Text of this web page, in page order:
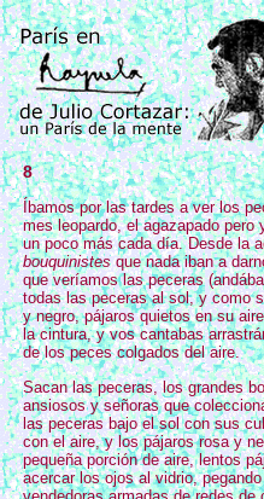
8
Íbamos por las tardes a ver los
mes leopardo, el agazapado pero
un poco más cada día. Desde la
bouquinistesque nada iban a
que veríamos las peceras
todas las peceras al sol, y como
y negro, pájaros quietos en su
la cintura, y vos cantabas
de los peces colgados del aire.
Sacan las peceras, los grandes
ansiosos y señoras que
las peceras bajo el sol con sus
con el aire, y los pájaros rosa y
pequeña porción de aire, lentos
acercar los ojos al vidrio,